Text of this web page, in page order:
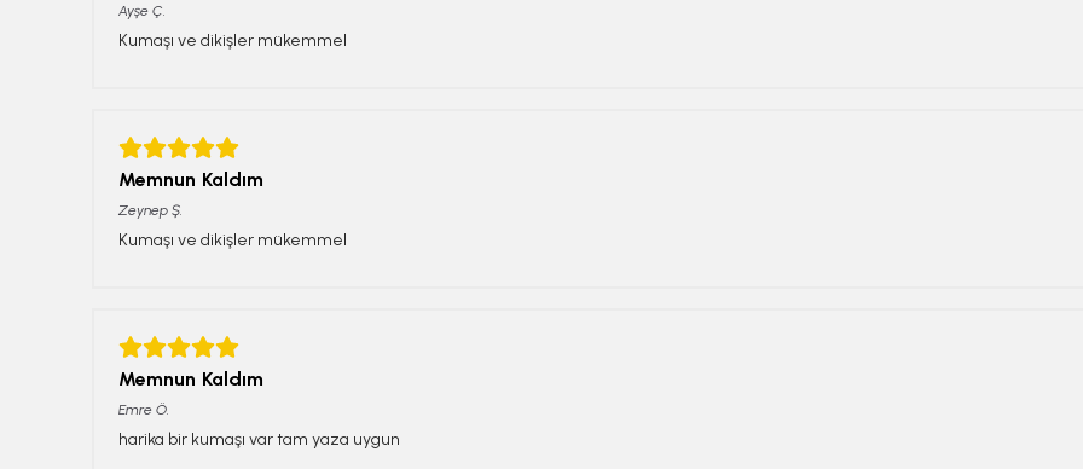
Ayşe Ç.
Kumaşı ve dikişler mükemmel
Memnun Kaldım
Zeynep Ş.
Kumaşı ve dikişler mükemmel
Memnun Kaldım
Emre Ö.
harika bir kumaşı var tam yaza uygun